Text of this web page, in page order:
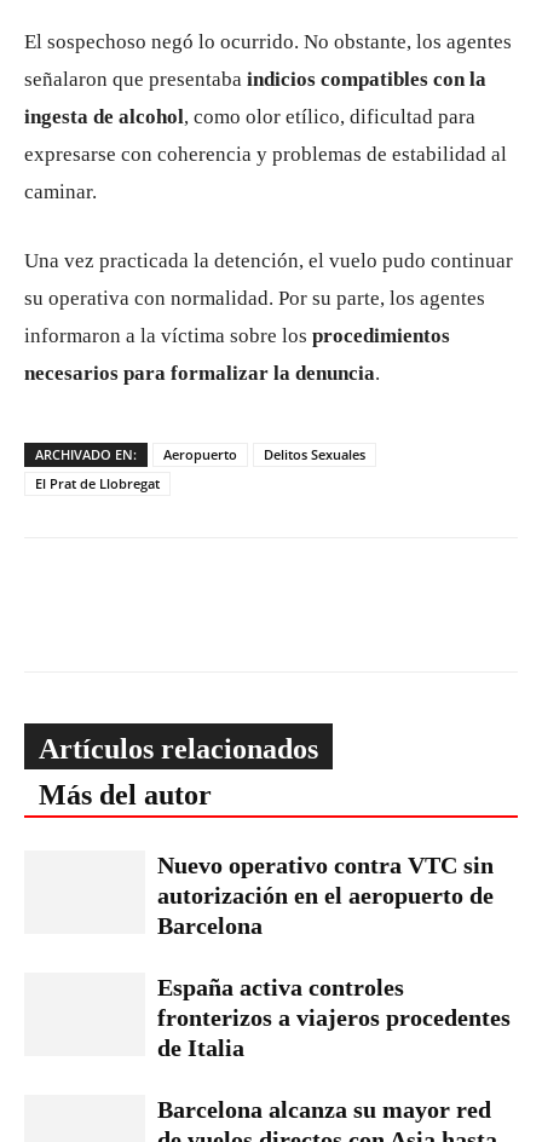
El sospechoso negó lo ocurrido. No obstante, los agentes
señalaron que presentaba indicios compatibles con la
ingesta de alcohol, como olor etílico, dificultad para
expresarse con coherencia y problemas de estabilidad al
caminar.
Una vez practicada la detención, el vuelo pudo continuar
su operativa con normalidad. Por su parte, los agentes
informaron a la víctima sobre los procedimientos
necesarios para formalizar la denuncia.
ARCHIVADO EN: Aeropuerto
Delitos Sexuales
El Prat de Llobregat
Artículos relacionados
Más del autor
Nuevo operativo contra VTC sin
autorización en el aeropuerto de
Barcelona
España activa controles
fronterizos a viajeros procedentes
de Italia
Barcelona alcanza su mayor red